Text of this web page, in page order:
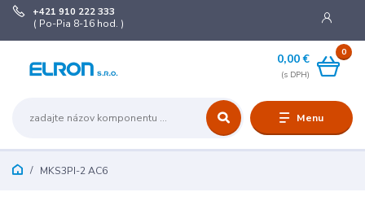
Menu
+421 910 222 333
( Po-Pia 8-16 hod. )
0
0,00 €
MKS3PI-2 AC6